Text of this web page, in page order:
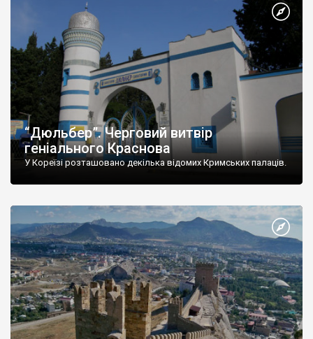
“Дюльбер”. Черговий витвір
геніального Краснова
У Кореїзі розташовано декілька відомих Кримських палаців.